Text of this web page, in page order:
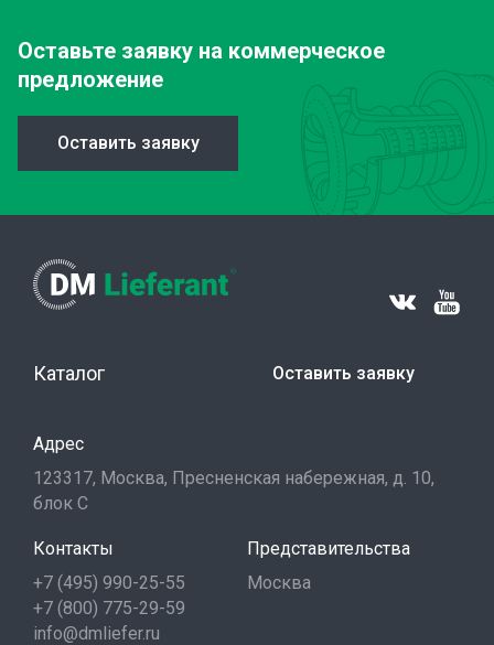
Оставьте заявку на коммерческое
предложение
Оставить заявку
Каталог Оставить заявку
Адрес
123317, Москва, Пресненская набережная, д. 10,
блок С
Контакты
+7 (495) 990-25-55
+7 (800) 775-29-59
info@dmliefer.ru
Представительства
Москва